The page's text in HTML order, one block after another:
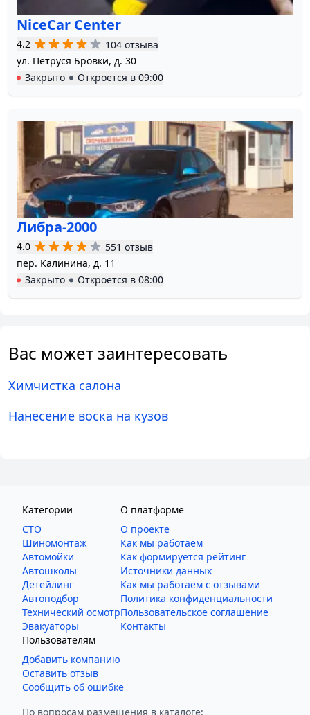
NiceCar Center
4.2
104 отзыва
ул. Петруся Бровки, д. 30
Закрыто
Откроется в 09:00
Либра-2000
4.0
551 отзыв
пер. Калинина, д. 11
Закрыто
Откроется в 08:00
Вас может заинтересовать
Химчистка салона
Нанесение воска на кузов
Категории
СТО
Шиномонтаж
Автомойки
Автошколы
Детейлинг
Автоподбор
Технический осмотр
Эвакуаторы
О платформе
О проекте
Как мы работаем
Как формируется рейтинг
Источники данных
Как мы работаем с отзывами
Политика конфиденциальности
Пользовательское соглашение
Контакты
Пользователям
Добавить компанию
Оставить отзыв
Сообщить об ошибке
По вопросам размещения в каталоге: